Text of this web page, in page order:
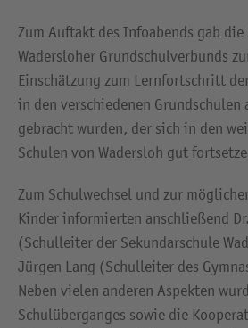
Zum Auftakt des Infoabends gab
Wadersloher Grundschulverbunds
Einschätzung zum Lernfortschritt
in den verschiedenen Grundschulen
gebracht wurden, der sich in den
Schulen von Wadersloh gut
Zum Schulwechsel und zur
Kinder informierten anschließend
(Schulleiter der Sekundarschule
Jürgen Lang (Schulleiter des
Neben vielen anderen Aspekten
Schulüberganges sowie die